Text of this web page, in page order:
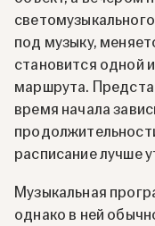
под музыку,
становится одной
маршрута.
время начала
расписание лучше
Музыкальная
однако в ней